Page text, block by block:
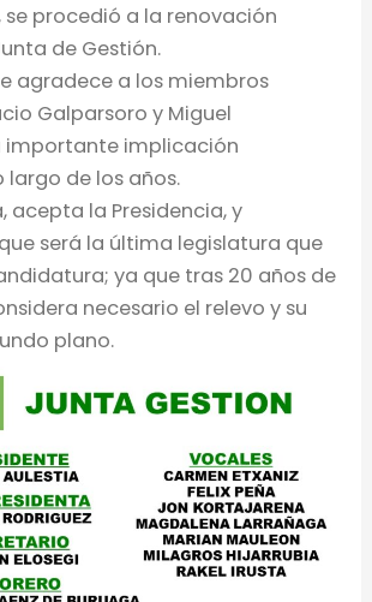
se procedió a la renovación
de Gestión.
agradece a los miembros
Galparsoro y Miguel
importante implicación
de los años.
acepta la Presidencia, y
será la última legislatura que
ya que tras 20 años de
necesario el relevo y su
plano.